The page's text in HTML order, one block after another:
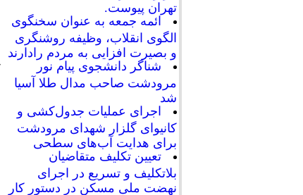
تهران پیوست.
ائمه جمعه به عنوان سخنگوی
الگوی انقلاب، وظیفه روشنگری
و بصیرت افزایی به مردم رادارند
شناگر دانشجوی پیام نور
مرودشت صاحب مدال طلا آسیا
شد
اجرای عملیات جدول‌کشی و
کانیوای گلزار شهدای مرودشت
برای هدایت آب‌های سطحی
تعیین تکلیف متقاضیان
بلاتکلیف و تسریع در اجرای
نهضت ملی مسکن در دستور کار